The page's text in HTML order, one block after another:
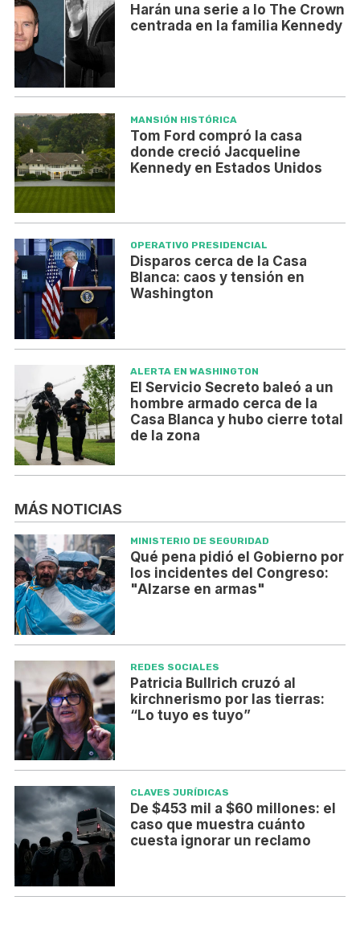
Harán una serie a lo The Crown
centrada en la familia Kennedy
MANSIÓN HISTÓRICA
Tom Ford compró la casa
donde creció Jacqueline
Kennedy en Estados Unidos
OPERATIVO PRESIDENCIAL
Disparos cerca de la Casa
Blanca: caos y tensión en
Washington
ALERTA EN WASHINGTON
El Servicio Secreto baleó a un
hombre armado cerca de la
Casa Blanca y hubo cierre total
de la zona
MÁS NOTICIAS
MINISTERIO DE SEGURIDAD
Qué pena pidió el Gobierno por
los incidentes del Congreso:
"Alzarse en armas"
REDES SOCIALES
Patricia Bullrich cruzó al
kirchnerismo por las tierras:
“Lo tuyo es tuyo”
CLAVES JURÍDICAS
De $453 mil a $60 millones: el
caso que muestra cuánto
cuesta ignorar un reclamo